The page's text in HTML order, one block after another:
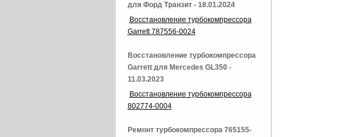
для Форд Транзит - 18.01.2024
Восстановление турбокомпрессора
Garrett 787556-0024
Восстановление турбокомпрессора
Garrett для Mercedes GL350 -
11.03.2023
Восстановление турбокомпрессора
802774-0004
Ремонт турбокомпрессора 765155-